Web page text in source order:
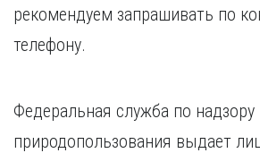
рекомендуем запрашивать по
телефону.
Федеральная служба по надзору
природопользования выдает